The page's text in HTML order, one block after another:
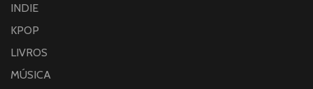
INDIE
KPOP
LIVROS
MÚSICA